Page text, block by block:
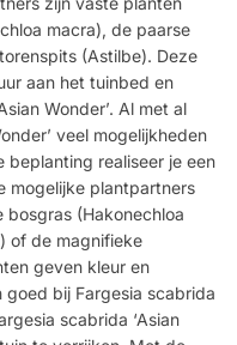
macra), de paarse
(Astilbe). Deze
aan het tuinbed en
Wonder’. Al met al
veel mogelijkheden
realiseer je een
mogelijke plantpartners
(Hakonechloa
of de magnifieke
geven kleur en
bij Fargesia scabrida
scabrida ‘Asian